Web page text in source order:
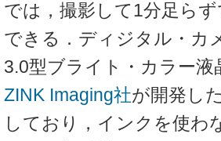
では，撮影して1分足ら
できる．ディジタル・カ
3.0型ブライト・カラー
ZINK Imaging社が開発し
しており，インクを使わ